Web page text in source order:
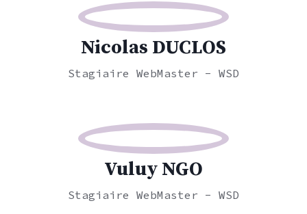
Nicolas DUCLOS
Stagiaire WebMaster - WSD
Vuluy NGO
Stagiaire WebMaster - WSD